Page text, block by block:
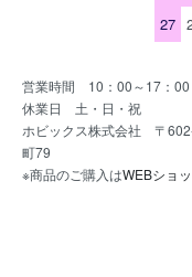
27
営業時間 10：00～17：00
休業日 土・日・祝
ホビックス株式会社 〒
町79
※商品のご購入はWEBショ